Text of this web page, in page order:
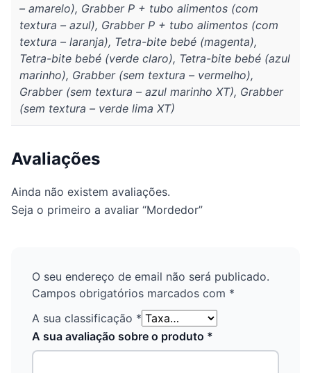
– amarelo), Grabber P + tubo alimentos (com
textura – azul), Grabber P + tubo alimentos (com
textura – laranja), Tetra-bite bebé (magenta),
Tetra-bite bebé (verde claro), Tetra-bite bebé (azul
marinho), Grabber (sem textura – vermelho),
Grabber (sem textura – azul marinho XT), Grabber
(sem textura – verde lima XT)
Avaliações
Ainda não existem avaliações.
Seja o primeiro a avaliar “Mordedor”
O seu endereço de email não será publicado.
Campos obrigatórios marcados com *
A sua classificação *
A sua avaliação sobre o produto *